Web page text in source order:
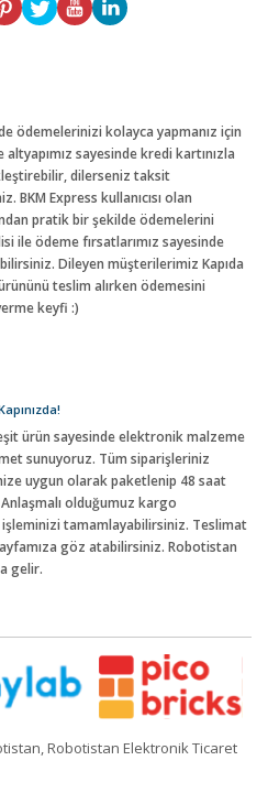
ödemelerinizi kolayca yapmanız için
sayesinde kredi kartınızla
dilerseniz taksit
BKM Express kullanıcısı olan
pratik bir şekilde ödemelerini
ile ödeme fırsatlarımız sayesinde
Dileyen müşterilerimiz Kapıda
teslim alırken ödemesini
keyfi :)
ürün sayesinde elektronik malzeme
sunuyoruz. Tüm siparişleriniz
uygun olarak paketlenip 48 saat
olduğumuz kargo
tamamlayabilirsiniz. Teslimat
göz atabilirsiniz. Robotistan
gelir.
Robotistan Elektronik Ticaret